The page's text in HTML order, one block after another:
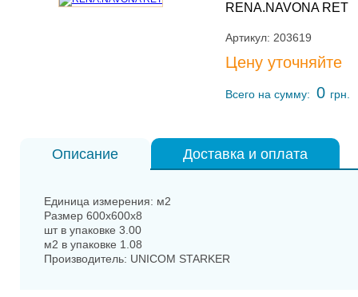
RENA.NAVONA RET
Артикул: 203619
Цену уточняйте
Всего на сумму: 0 грн.
Описание Доставка и оплата
Единица измерения: м2
Размер 600x600x8
шт в упаковке 3.00
м2 в упаковке 1.08
Производитель: UNICOM STARKER